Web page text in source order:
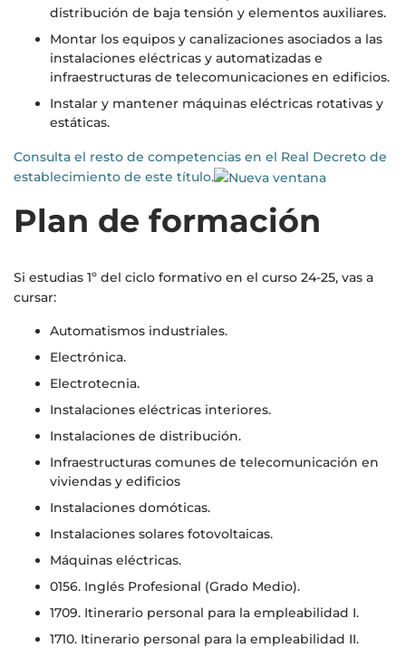
distribución de baja tensión y elementos auxiliares.
Montar los equipos y canalizaciones asociados a las
instalaciones eléctricas y automatizadas e
infraestructuras de telecomunicaciones en edificios.
Instalar y mantener máquinas eléctricas rotativas y
estáticas.
Consulta el resto de competencias en el Real Decreto de
establecimiento de este título.
Plan de formación
Si estudias 1º del ciclo formativo en el curso 24-25, vas a
cursar:
Automatismos industriales.
Electrónica.
Electrotecnia.
Instalaciones eléctricas interiores.
Instalaciones de distribución.
Infraestructuras comunes de telecomunicación en
viviendas y edificios
Instalaciones domóticas.
Instalaciones solares fotovoltaicas.
Máquinas eléctricas.
0156. Inglés Profesional (Grado Medio).
1709. Itinerario personal para la empleabilidad I.
1710. Itinerario personal para la empleabilidad II.